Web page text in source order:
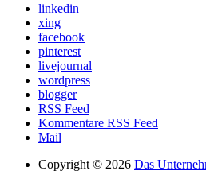
linkedin
xing
facebook
pinterest
livejournal
wordpress
blogger
RSS Feed
Kommentare RSS Feed
Mail
Copyright © 2026 Das